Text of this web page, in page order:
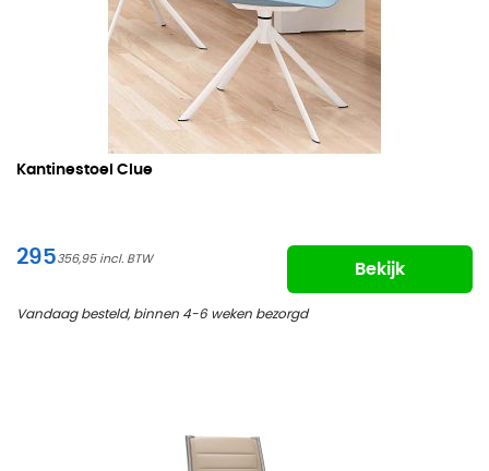
Kantinestoel Clue
295356,95
Bekijk
Vandaag besteld, binnen 4-6 weken bezorgd